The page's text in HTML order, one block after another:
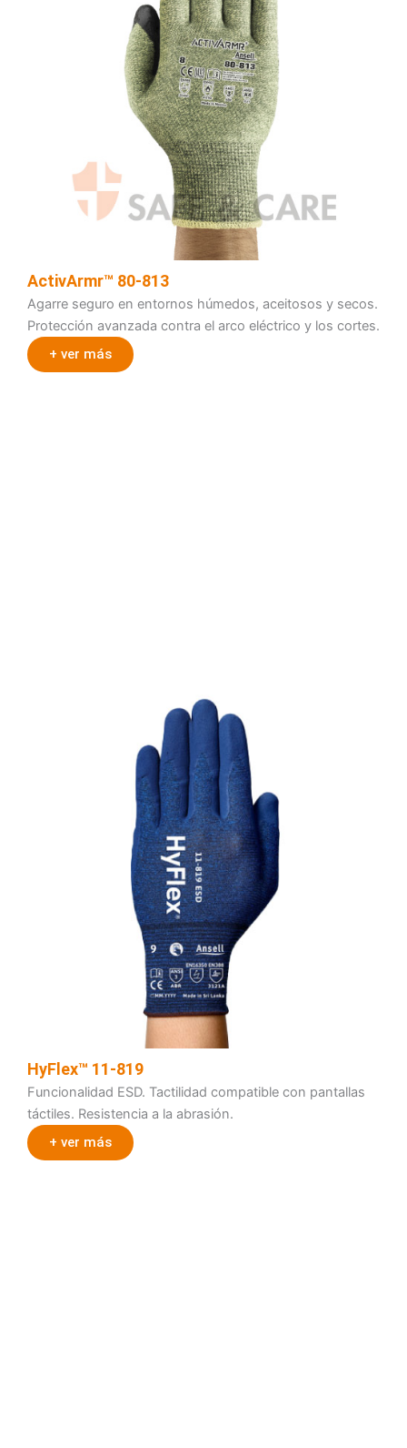
ActivArmr™ 80-813
Agarre seguro en entornos húmedos, aceitosos y secos.
Protección avanzada contra el arco eléctrico y los cortes.
+ ver más
HyFlex™ 11-819
Funcionalidad ESD. Tactilidad compatible con pantallas
táctiles. Resistencia a la abrasión.
+ ver más